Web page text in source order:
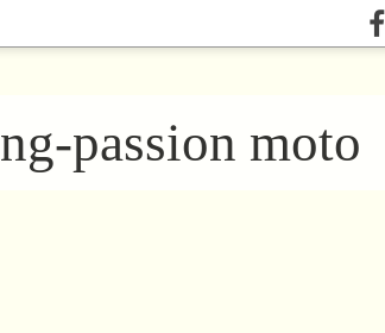
passion moto